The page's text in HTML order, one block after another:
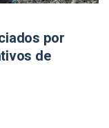
por
de